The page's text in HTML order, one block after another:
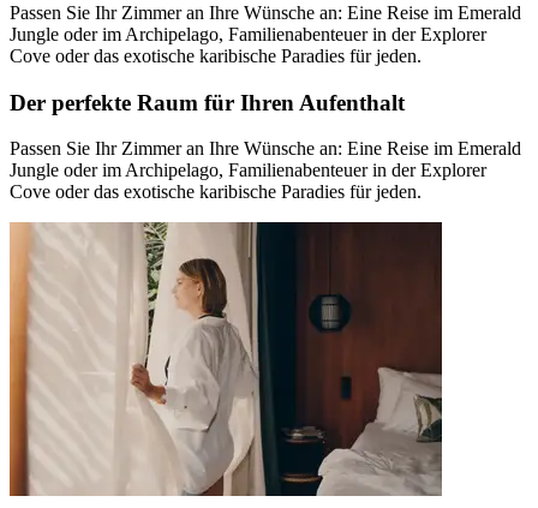
Passen Sie Ihr Zimmer an Ihre Wünsche an: Eine Reise im Emerald
Jungle oder im Archipelago, Familienabenteuer in der Explorer
Cove oder das exotische karibische Paradies für jeden.
Der perfekte Raum für Ihren Aufenthalt
Passen Sie Ihr Zimmer an Ihre Wünsche an: Eine Reise im Emerald
Jungle oder im Archipelago, Familienabenteuer in der Explorer
Cove oder das exotische karibische Paradies für jeden.